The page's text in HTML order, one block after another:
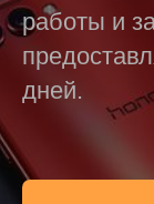
работы и
дней.